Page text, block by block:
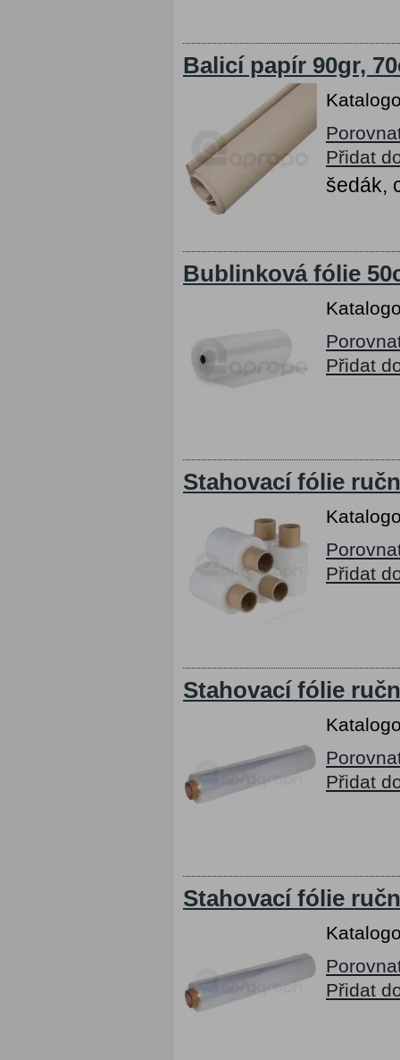
Balicí papír 90gr,
Přidat
šedák,
Bublinková fólie
Přidat
Stahovací fólie
Přidat
Stahovací fólie
Přidat
Stahovací fólie
Přidat